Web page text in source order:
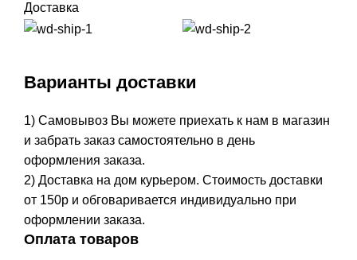
Доставка
Варианты доставки
1) Самовывоз Вы можете приехать к нам в магазин
и забрать заказ самостоятельно в день
оформления заказа.
2) Доставка на дом курьером. Стоимость доставки
от 150р и обговаривается индивидуально при
оформлении заказа.
Оплата товаров